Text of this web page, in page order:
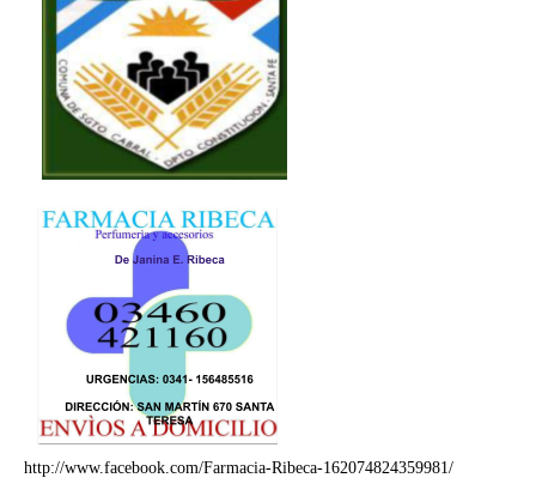
http://www.facebook.com/Farmacia-Ribeca-162074824359981/